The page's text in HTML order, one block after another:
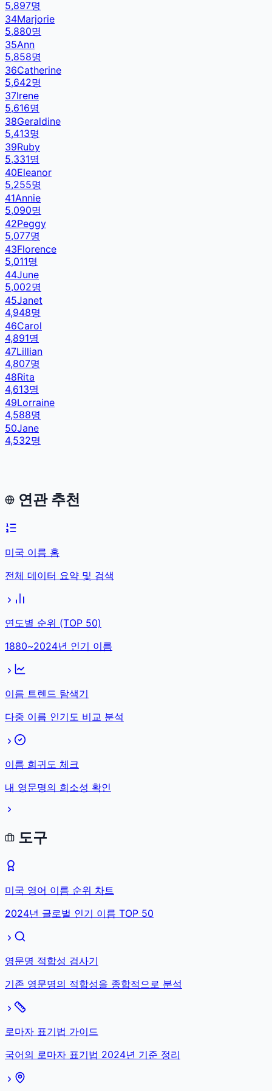
5,897명
34Marjorie
5,880명
35Ann
5,858명
36Catherine
5,642명
37Irene
5,616명
38Geraldine
5,413명
39Ruby
5,331명
40Eleanor
5,255명
41Annie
5,090명
42Peggy
5,077명
43Florence
5,011명
44June
5,002명
45Janet
4,948명
46Carol
4,891명
47Lillian
4,807명
48Rita
4,613명
49Lorraine
4,588명
50Jane
4,532명
연관 추천
미국 이름 홈
전체 데이터 요약 및 검색
연도별 순위 (TOP 50)
1880~2024년 인기 이름
이름 트렌드 탐색기
다중 이름 인기도 비교 분석
이름 희귀도 체크
내 영문명의 희소성 확인
도구
미국 영어 이름 순위 차트
2024년 글로벌 인기 이름 TOP 50
영문명 적합성 검사기
기존 영문명의 적합성을 종합적으로 분석
로마자 표기법 가이드
국어의 로마자 표기법 2024년 기준 정리